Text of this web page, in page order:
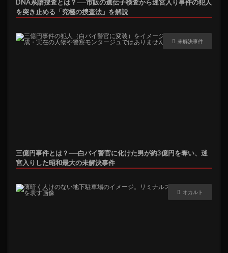
DNA系譜捜査とは？──市販の遺伝子検査から迷宮入り事件の犯人
を突き止める「究極の捜査法」を解説
未解決事件
三億円事件とは？──白バイ警官に化けた男が約3億円を奪い、迷
宮入りした昭和最大の未解決事件
オカルト